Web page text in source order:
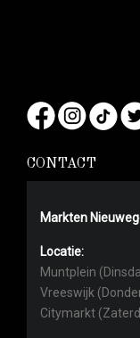
CONTACT
Markten
Locatie:
Muntplein
Vreeswijk
Citymarkt